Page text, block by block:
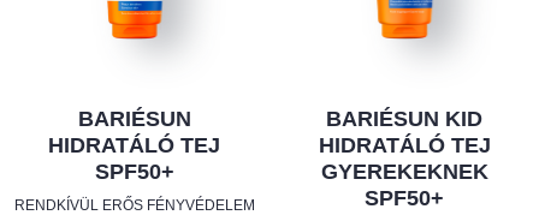
BARIÉSUN
HIDRATÁLÓ TEJ
SPF50+
RENDKÍVÜL ERŐS FÉNYVÉDELEM
BARIÉSUN KID
HIDRATÁLÓ TEJ
GYEREKEKNEK
SPF50+